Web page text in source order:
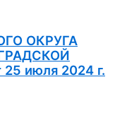
ОКРУГА
июля 2024 г.